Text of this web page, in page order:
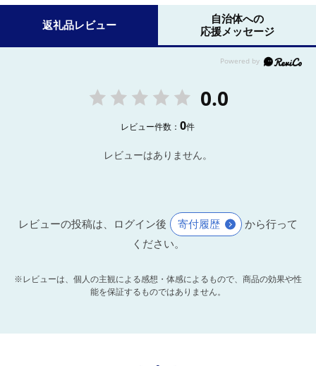
返礼品レビュー
自治体への
応援メッセージ
0.0
レビュー件数：0件
レビューはありません。
レビューの投稿は、ログイン後 寄付履歴
から行って
ください。
※レビューは、個人の主観による感想・体感によるもので、商品の効果や性
能を保証するものではありません。